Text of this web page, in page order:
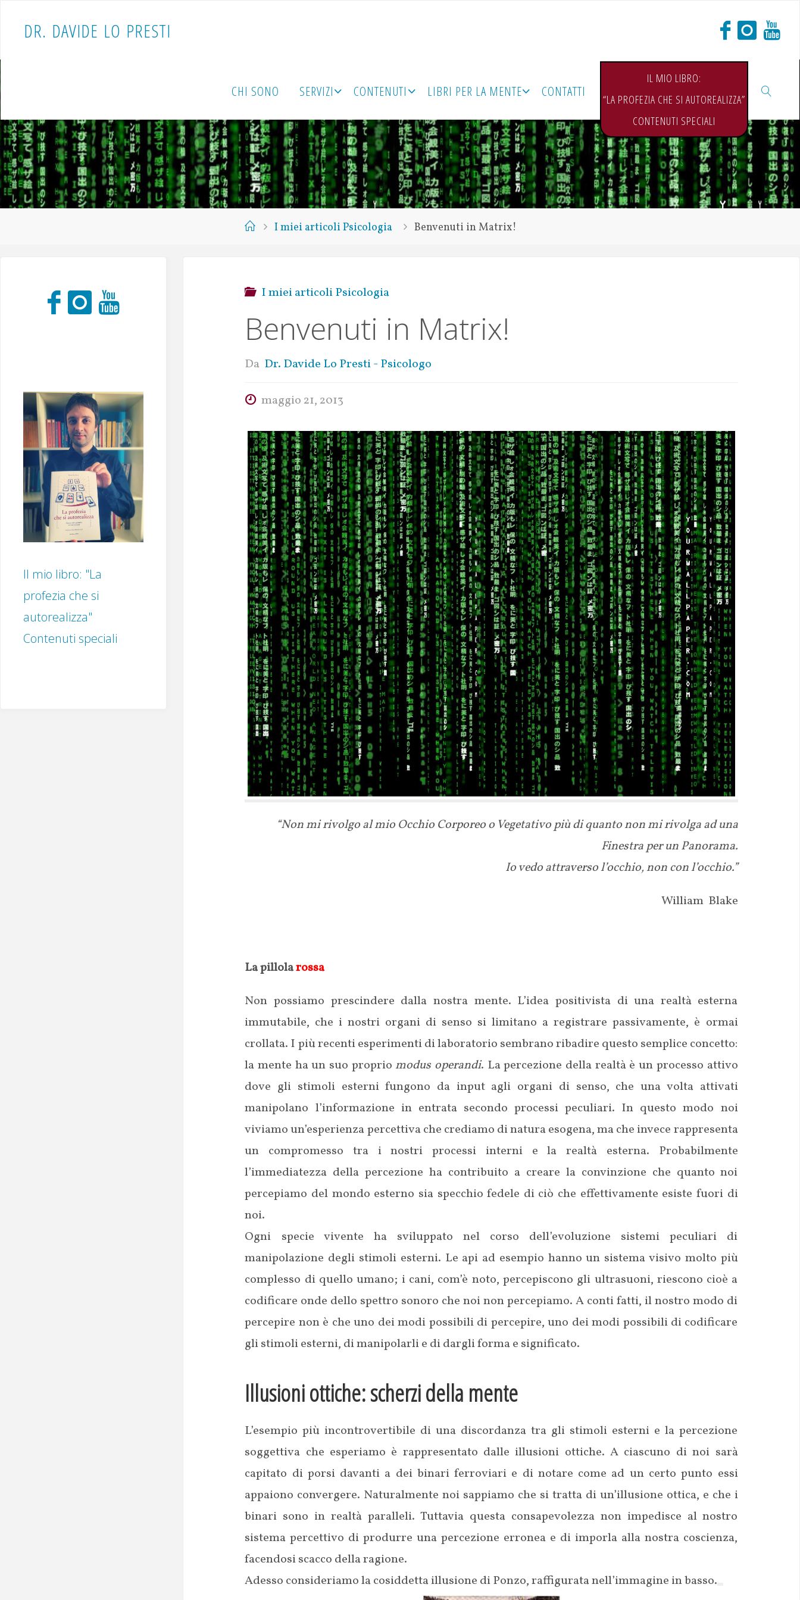
DR. DAVIDE LO PRESTI
CHI SONO SERVIZI CONTENUTI LIBRI PER LA MENTE CONTATTI
IL MIO LIBRO:
“LA PROFEZIA CHE SI AUTOREALIZZA”
CONTENUTI SPECIALI
I miei articoli Psicologia Benvenuti in Matrix!
I miei articoli Psicologia
Benvenuti in Matrix!
Da Dr. Davide Lo Presti - Psicologo
maggio 21, 2013
“Non mi rivolgo al mio Occhio Corporeo o Vegetativo più di quanto non mi rivolga ad una
Finestra per un Panorama.
Io vedo attraverso l’occhio, non con l’occhio.”
William Blake
La pillolarossa
Non possiamo prescindere dalla nostra mente. L’idea positivista di una realtà esterna
immutabile, che i nostri organi di senso si limitano a registrare passivamente, è ormai
crollata. I più recenti esperimenti di laboratorio sembrano ribadire questo semplice concetto:
la mente ha un suo proprio modus operandi. La percezione della realtà è un processo attivo
dove gli stimoli esterni fungono da input agli organi di senso, che una volta attivati
manipolano l’informazione in entrata secondo processi peculiari. In questo modo noi
viviamo un’esperienza percettiva che crediamo di natura esogena, ma che invece rappresenta
un compromesso tra i nostri processi interni e la realtà esterna. Probabilmente
l’immediatezza della percezione ha contribuito a creare la convinzione che quanto noi
percepiamo del mondo esterno sia specchio fedele di ciò che effettivamente esiste fuori di
noi.
Ogni specie vivente ha sviluppato nel corso dell’evoluzione sistemi peculiari di
manipolazione degli stimoli esterni. Le api ad esempio hanno un sistema visivo molto più
complesso di quello umano; i cani, com’è noto, percepiscono gli ultrasuoni, riescono cioè a
codificare onde dello spettro sonoro che noi non percepiamo. A conti fatti, il nostro modo di
percepire non è che uno dei modi possibili di percepire, uno dei modi possibili di codificare
gli stimoli esterni, di manipolarli e di dargli forma e significato.
Illusioni ottiche: scherzi della mente
L’esempio più incontrovertibile di una discordanza tra gli stimoli esterni e la percezione
soggettiva che esperiamo è rappresentato dalle illusioni ottiche. A ciascuno di noi sarà
capitato di porsi davanti a dei binari ferroviari e di notare come ad un certo punto essi
appaiono convergere. Naturalmente noi sappiamo che si tratta di un’illusione ottica, e che i
binari sono in realtà paralleli. Tuttavia questa consapevolezza non impedisce al nostro
sistema percettivo di produrre una percezione erronea e di imporla alla nostra coscienza,
facendosi scacco della ragione.
Adesso consideriamo la cosiddetta illusione di Ponzo, raffigurata nell’immagine in basso.
Il mio libro: "La
profezia che si
autorealizza"
Contenuti speciali